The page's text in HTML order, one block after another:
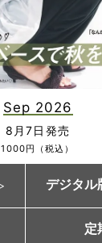
Sep 2026
8月7日発売
1000円（税込）
デジタル
定